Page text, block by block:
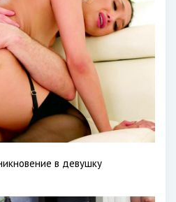
в девушку